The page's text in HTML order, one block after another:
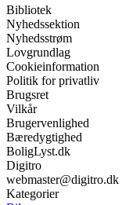
Bibliotek
Nyhedssektion
Nyhedsstrøm
Lovgrundlag
Cookieinformation
Politik for privatliv
Brugsret
Vilkår
Brugervenlighed
Bæredygtighed
BoligLyst.dk
Digitro
webmaster@digitro.dk
Kategorier